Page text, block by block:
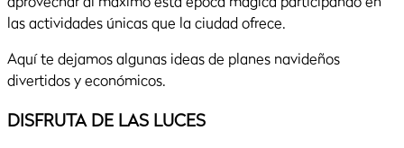
las actividades únicas que la ciudad ofrece.
Aquí te dejamos algunas ideas de planes navideños
divertidos y económicos.
DISFRUTA DE LAS LUCES